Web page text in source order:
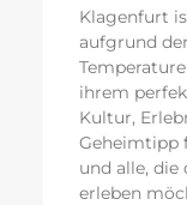
Klagenfurt
aufgrund
ihrem
Kultur,
Geheimtipp
und alle, die
erleben